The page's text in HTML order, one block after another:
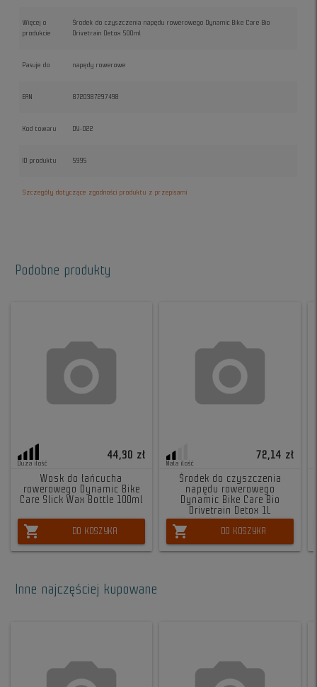
Więcej o
produkcie
Środek do czyszczenia napędu rowerowego Dynamic Bike Care Bio
Drivetrain Detox 500ml
Pasuje do napędy rowerowe
EAN 8720387297498
Kod towaru DY-022
ID produktu 5995
Szczegóły dotyczące zgodności produktu z przepisami
Podobne produkty
Duża ilość
44,30 zł
Wosk do łańcucha
rowerowego Dynamic Bike
Care Slick Wax Bottle 100ml
shopping_cart DO KOSZYKA
Mała ilość
72,14 zł
Środek do czyszczenia
napędu rowerowego
Dynamic Bike Care Bio
Drivetrain Detox 1L
shopping_cart DO KOSZYKA
Inne najczęściej kupowane